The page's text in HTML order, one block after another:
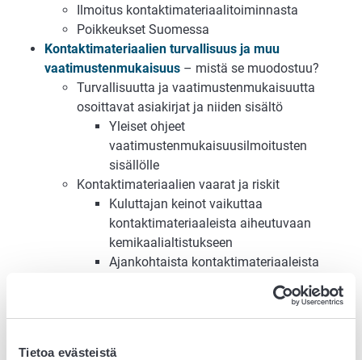
Tietoa evästeistä
Ilmoitus kontaktimateriaalitoiminnasta
Poikkeukset Suomessa
Kontaktimateriaalien turvallisuus ja muu
vaatimustenmukaisuus – mistä se muodostuu?
Turvallisuutta ja vaatimustenmukaisuutta
osoittavat asiakirjat ja niiden sisältö
Yleiset ohjeet
vaatimustenmukaisuusilmoitusten
sisällölle
Kontaktimateriaalien vaarat ja riskit
Kuluttajan keinot vaikuttaa
kontaktimateriaaleista aiheutuvaan
kemikaalialtistukseen
Ajankohtaista kontaktimateriaaleista
Kontaktimateriaaleja ja alan toimijoita koskeva
Kehysasetus 1935/2004 (EU)